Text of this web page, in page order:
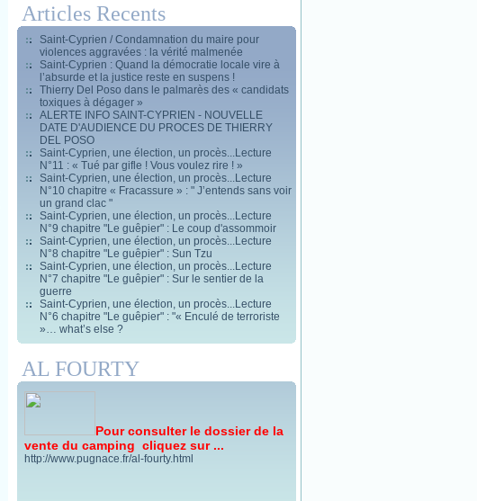
Articles Recents
Saint-Cyprien / Condamnation du maire pour
violences aggravées : la vérité malmenée
Saint-Cyprien : Quand la démocratie locale vire à
l’absurde et la justice reste en suspens !
Thierry Del Poso dans le palmarès des « candidats
toxiques à dégager »
ALERTE INFO SAINT-CYPRIEN - NOUVELLE
DATE D'AUDIENCE DU PROCES DE THIERRY
DEL POSO
Saint-Cyprien, une élection, un procès...Lecture
N°11 : « Tué par gifle ! Vous voulez rire ! »
Saint-Cyprien, une élection, un procès...Lecture
N°10 chapitre « Fracassure » : " J’entends sans voir
un grand clac "
Saint-Cyprien, une élection, un procès...Lecture
N°9 chapitre "Le guêpier" : Le coup d'assommoir
Saint-Cyprien, une élection, un procès...Lecture
N°8 chapitre "Le guêpier" : Sun Tzu
Saint-Cyprien, une élection, un procès...Lecture
N°7 chapitre "Le guêpier" : Sur le sentier de la
guerre
Saint-Cyprien, une élection, un procès...Lecture
N°6 chapitre "Le guêpier" : "« Enculé de terroriste
»… what’s else ?
AL FOURTY
Pour consulter le dossier de la
vente du camping cliquez sur ...
http://www.pugnace.fr/al-fourty.html